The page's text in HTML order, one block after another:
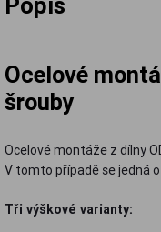
Ocelové
šrouby
Ocelové montáže z dílny
V tomto případě se jedná
Tři výškové varianty: